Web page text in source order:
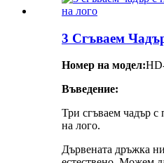
3 Сгъваем
Номер на модел:
Въведение:
Три сгъваем чадър с
на лого.
Дървената дръжка